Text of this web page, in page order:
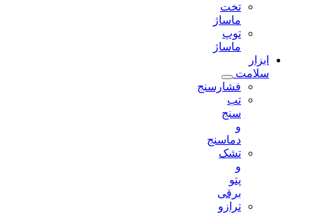
تخت
ماساژ
توپ
ماساژ
ابزار
سلامت
فشارسنج
دماسنج
تشک
ترازو